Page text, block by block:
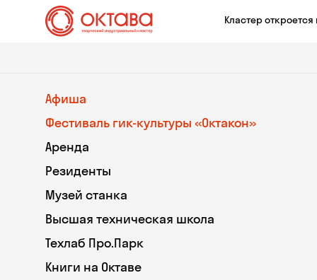
Кластер откроется
Афиша
Фестиваль гик-культуры «Октакон»
Аренда
Резиденты
Музей станка
Высшая техническая школа
Техлаб Про.Парк
Книги на Октаве